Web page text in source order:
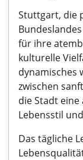
Stuttgart, die
für ihre
kulturelle
dynamisches
zwischen
die Stadt
Lebensstil
Das tägliche